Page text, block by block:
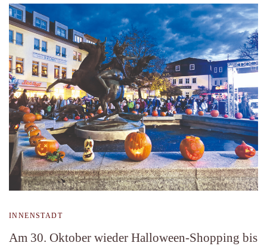
INNENSTADT
Am 30. Oktober wieder Halloween-Shopping bis